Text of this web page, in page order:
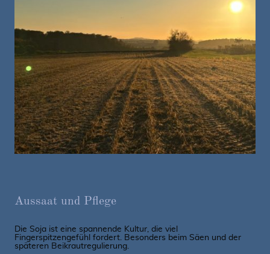
Aussaat und Pflege
Die Soja ist eine spannende Kultur, die viel
Fingerspitzengefühl fordert. Besonders beim Säen und der
späteren Beikrautregulierung.